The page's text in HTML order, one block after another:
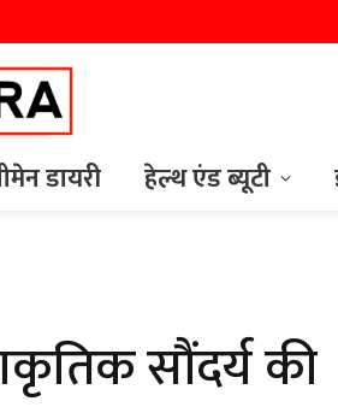
डायरी हेल्थ एंड ब्यूटी
सौंदर्य की